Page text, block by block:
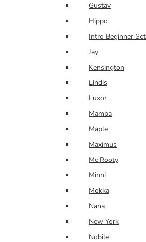
Gustav
Hippo
Intro Beginner Set
Jay
Kensington
Lindis
Luxor
Mamba
Maple
Maximus
Mc Rooty
Minni
Mokka
Nana
New York
Nobile